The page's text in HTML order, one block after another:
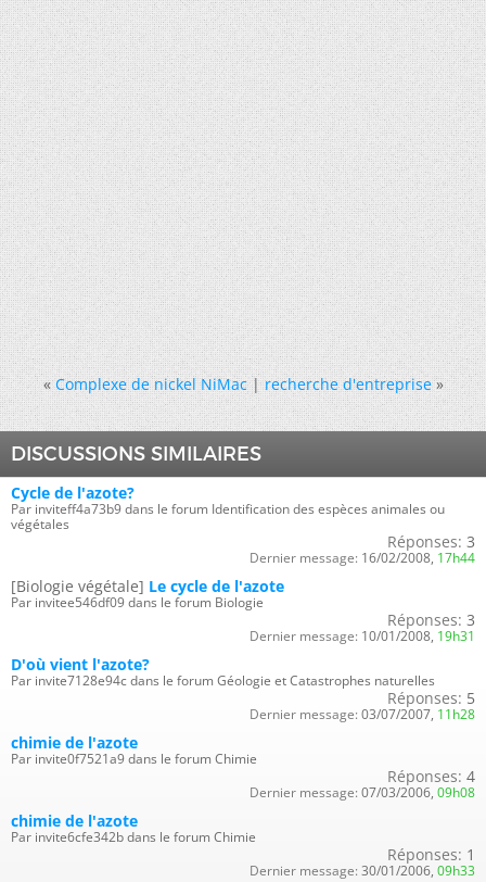
« Complexe de nickel NiMac|recherche d'entreprise »
DISCUSSIONS SIMILAIRES
Cycle de l'azote?
Par inviteff4a73b9 dans le forum Identification des espèces animales ou
végétales
Réponses: 3
Dernier message: 16/02/2008, 17h44
[Biologie végétale] Le cycle de l'azote
Par invitee546df09 dans le forum Biologie
Réponses: 3
Dernier message: 10/01/2008, 19h31
D'où vient l'azote?
Par invite7128e94c dans le forum Géologie et Catastrophes naturelles
Réponses: 5
Dernier message: 03/07/2007, 11h28
chimie de l'azote
Par invite0f7521a9 dans le forum Chimie
Réponses: 4
Dernier message: 07/03/2006, 09h08
chimie de l'azote
Par invite6cfe342b dans le forum Chimie
Réponses: 1
Dernier message: 30/01/2006, 09h33